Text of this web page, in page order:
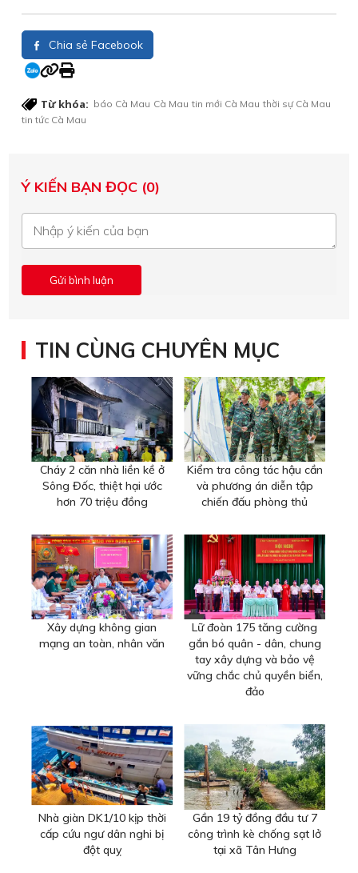
Chia sẻ Facebook
Từ khóa: báo Cà Mau Cà Mau tin mới Cà Mau thời sự Cà Mau
tin tức Cà Mau
Ý KIẾN BẠN ĐỌC (0)
TIN CÙNG CHUYÊN MỤC
Cháy 2 căn nhà liền kề ở
Sông Đốc, thiệt hại ước
hơn 70 triệu đồng
Kiểm tra công tác hậu cần
và phương án diễn tập
chiến đấu phòng thủ
Xây dựng không gian
mạng an toàn, nhân văn
Lữ đoàn 175 tăng cường
gắn bó quân - dân, chung
tay xây dựng và bảo vệ
vững chắc chủ quyền biển,
đảo
Nhà giàn DK1/10 kịp thời
cấp cứu ngư dân nghi bị
đột quỵ
Gần 19 tỷ đồng đầu tư 7
công trình kè chống sạt lở
tại xã Tân Hưng